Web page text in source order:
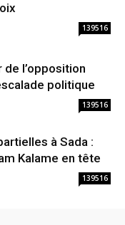
139516
de l’opposition
politique
139516
à Sada :
Kalame en tête
139516